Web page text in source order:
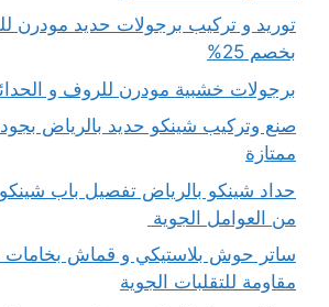
توريد و تركيب برجولات حديد مودرن
بخصم 25%
برجولات خشبية مودرن للروف و الحدائق
صنع وتركيب شينكو حديد بالرياض
ممتازة
حداد شينكو بالرياض تفصيل باب
من العوامل الجوية
ساتر حوش بلاستيكي و قماش بخامات
مقاومة للتقلبات الجوية